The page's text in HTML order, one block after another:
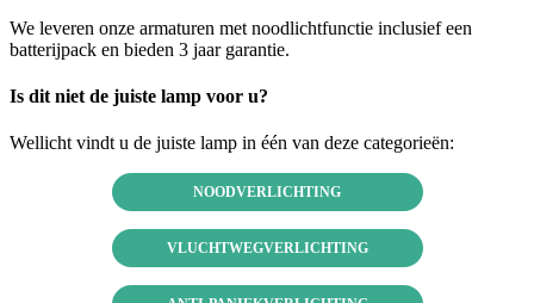
We leveren onze armaturen met noodlichtfunctie inclusief een
batterijpack en bieden 3 jaar garantie.
Is dit niet de juiste lamp voor u?
Wellicht vindt u de juiste lamp in één van deze categorieën:
NOODVERLICHTING
VLUCHTWEGVERLICHTING